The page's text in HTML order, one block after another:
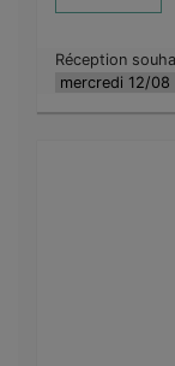
Réception